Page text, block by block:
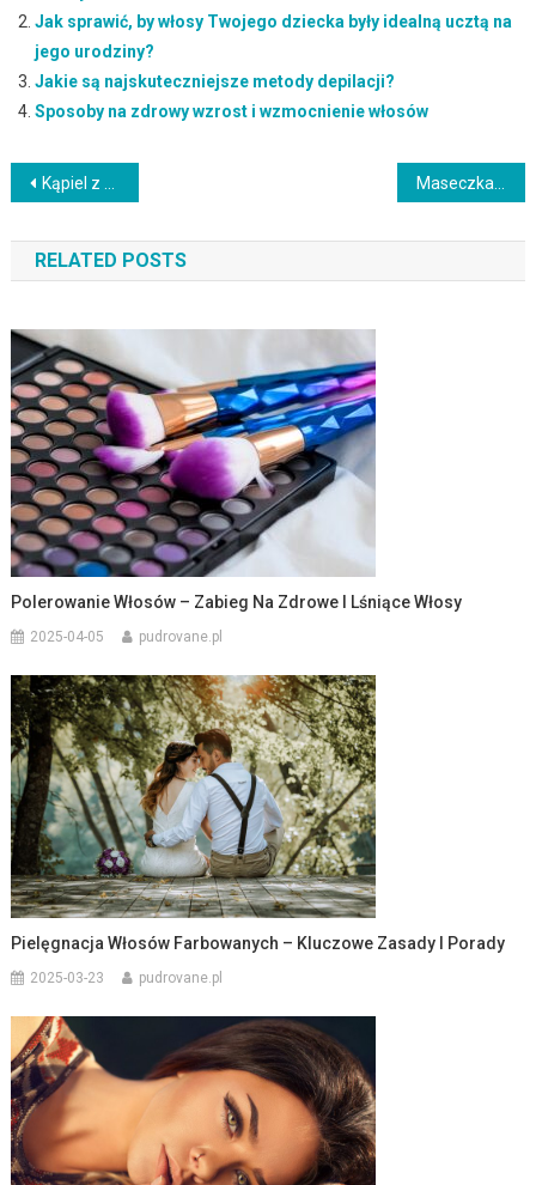
Jak sprawić, by włosy Twojego dziecka były idealną ucztą na
jego urodziny?
Jakie są najskuteczniejsze metody depilacji?
Sposoby na zdrowy wzrost i wzmocnienie włosów
Nawigacja
wpisu
Kąpiel z owsianką – korzyści dla zdrowia i pielęgnacji skóry
RELATED POSTS
Polerowanie Włosów – Zabieg Na Zdrowe I Lśniące Włosy
2025-04-05 pudrovane.pl
Pielęgnacja Włosów Farbowanych – Kluczowe Zasady I Porady
2025-03-23 pudrovane.pl